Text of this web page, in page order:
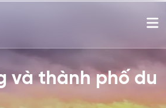
và thành phố du